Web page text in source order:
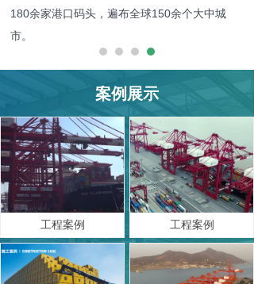
180余家港口码头，遍布全球150余个大中城
市。
案例展示
工程案例 工程案例